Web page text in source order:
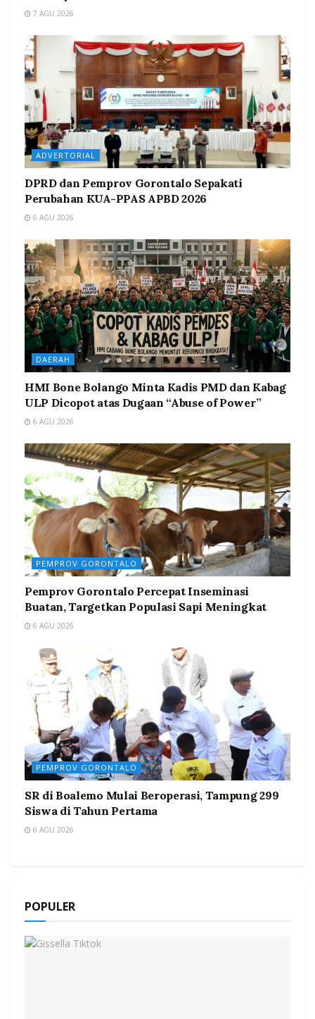
7 AGU 2026
ADVERTORIAL
DPRD dan Pemprov Gorontalo Sepakati
Perubahan KUA-PPAS APBD 2026
6 AGU 2026
DAERAH
HMI Bone Bolango Minta Kadis PMD dan Kabag
ULP Dicopot atas Dugaan “Abuse of Power”
6 AGU 2026
PEMPROV GORONTALO
Pemprov Gorontalo Percepat Inseminasi
Buatan, Targetkan Populasi Sapi Meningkat
6 AGU 2026
PEMPROV GORONTALO
SR di Boalemo Mulai Beroperasi, Tampung 299
Siswa di Tahun Pertama
6 AGU 2026
POPULER